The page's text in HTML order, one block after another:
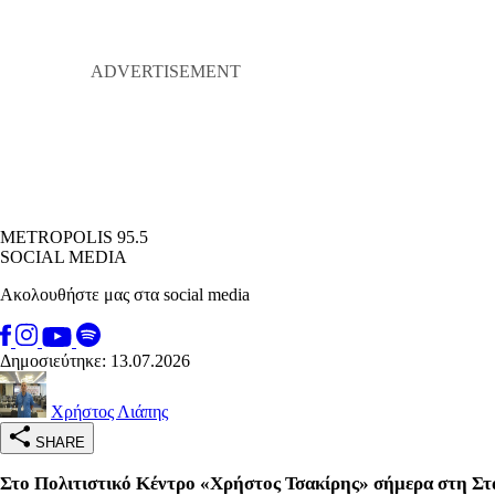
METROPOLIS 95.5
SOCIAL MEDIA
Ακολουθήστε μας στα social media
Δημοσιεύτηκε: 13.07.2026
Χρήστος Λιάπης
SHARE
Στο Πολιτιστικό Κέντρο «Χρήστος Τσακίρης» σήμερα στη